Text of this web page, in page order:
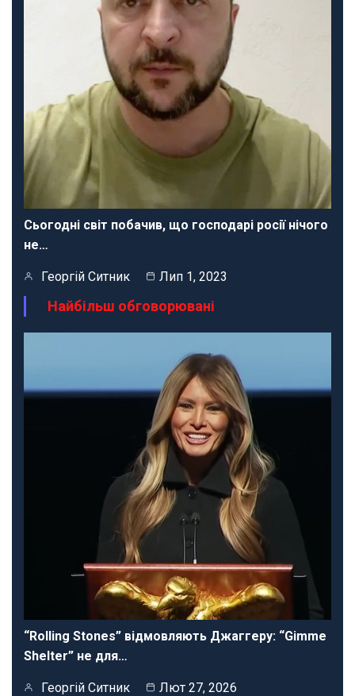
Сьогодні світ побачив, що господарі росії нічого
не…
Георгій Ситник Лип 1, 2023
Найбільш обговорювані
“Rolling Stones” відмовляють Джаггеру: “Gimme
Shelter” не для…
Георгій Ситник Лют 27, 2026